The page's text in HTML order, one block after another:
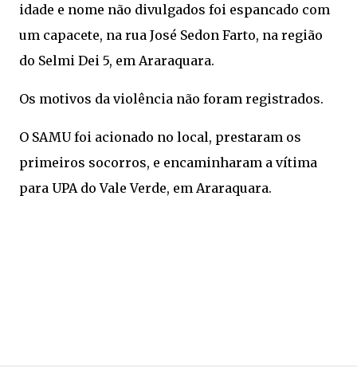
idade e nome não divulgados foi espancado com
um capacete, na rua José Sedon Farto, na região
do Selmi Dei 5, em Araraquara.
Os motivos da violência não foram registrados.
O SAMU foi acionado no local, prestaram os
primeiros socorros, e encaminharam a vítima
para UPA do Vale Verde, em Araraquara.